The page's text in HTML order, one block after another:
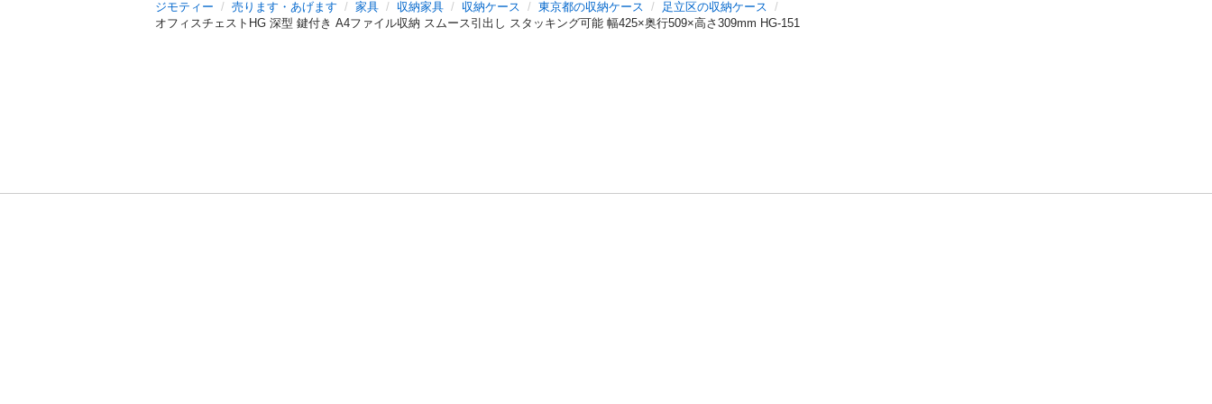
ジモティー 売ります・あげます 家具 収納家具 収納ケース 東京都の収納ケース
足立区の収納ケース
オフィスチェストHG 深型 鍵付き A4ファイル収納 スムース引出し スタッキング可能 幅425×奥行509×高さ309mm HG-151